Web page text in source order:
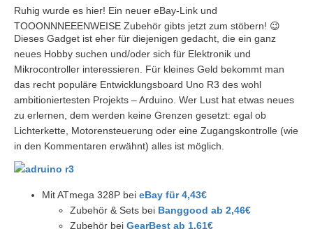
Ruhig wurde es hier! Ein neuer eBay-Link und
TOOONNNEEENWEISE Zubehör gibts jetzt zum stöbern! 😉
Dieses Gadget ist eher für diejenigen gedacht, die ein ganz
neues Hobby suchen und/oder sich für Elektronik und
Mikrocontroller interessieren. Für kleines Geld bekommt man
das recht populäre Entwicklungsboard Uno R3 des wohl
ambitioniertesten Projekts – Arduino. Wer Lust hat etwas neues
zu erlernen, dem werden keine Grenzen gesetzt: egal ob
Lichterkette, Motorensteuerung oder eine Zugangskontrolle (wie
in den Kommentaren erwähnt) alles ist möglich.
Mit ATmega 328P bei eBay für 4,43€
Zubehör & Sets bei Banggood ab 2,46€
Zubehör bei GearBest ab 1,61€